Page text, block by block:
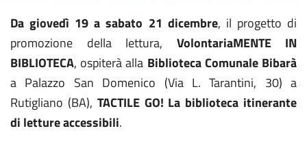
Da giovedì 19 a sabato 21 dicembre, il progetto di
promozione della lettura, VolontariaMENTE IN
BIBLIOTECA, ospiterà alla Biblioteca Comunale Bibarà
a Palazzo San Domenico (Via L. Tarantini, 30) a
Rutigliano (BA), TACTILE GO! La biblioteca itinerante
di letture accessibili.